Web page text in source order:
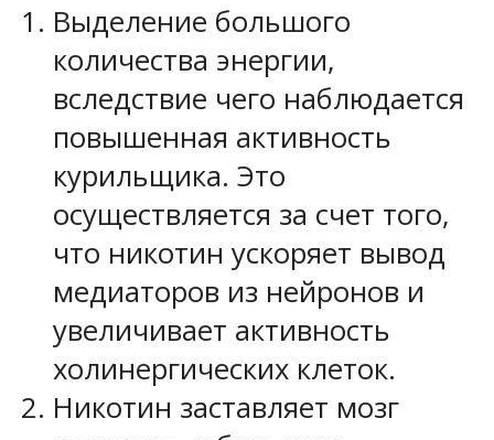
Выделение большого
количества энергии,
вследствие чего наблюдается
повышенная активность
курильщика. Это
осуществляется за счет того,
что никотин ускоряет вывод
медиаторов из нейронов и
увеличивает активность
холинергических клеток.
Никотин заставляет мозг